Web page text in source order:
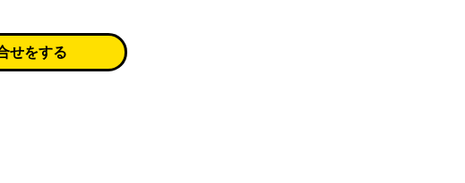
せをする